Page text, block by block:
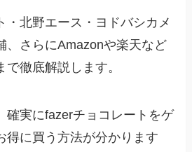
・北野エース・ヨドバシカメ
、さらにAmazonや楽天など
徹底解説します。
確実にfazerチョコレートをゲ
得に買う方法が分かります